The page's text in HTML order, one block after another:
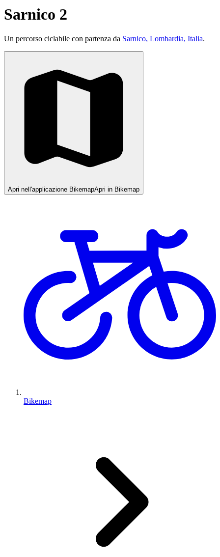
Sarnico 2
Un percorso ciclabile con partenza da Sarnico, Lombardia, Italia.
Apri nell'applicazione BikemapApri in Bikemap
Bikemap